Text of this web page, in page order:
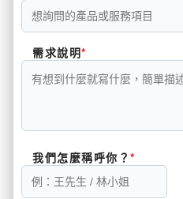
需求說明
我們怎麼稱呼你？